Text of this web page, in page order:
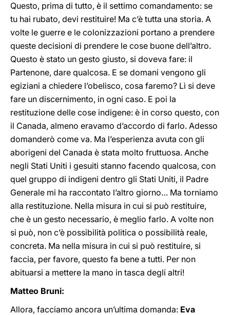
Questo, prima di tutto, è il settimo comandamento: se
tu hai rubato, devi restituire! Ma c’è tutta una storia. A
volte le guerre e le colonizzazioni portano a prendere
queste decisioni di prendere le cose buone dell’altro.
Questo è stato un gesto giusto, si doveva fare: il
Partenone, dare qualcosa. E se domani vengono gli
egiziani a chiedere l’obelisco, cosa faremo? Lì si deve
fare un discernimento, in ogni caso. E poi la
restituzione delle cose indigene: è in corso questo, con
il Canada, almeno eravamo d’accordo di farlo. Adesso
domanderò come va. Ma l’esperienza avuta con gli
aborigeni del Canada è stata molto fruttuosa. Anche
negli Stati Uniti i gesuiti stanno facendo qualcosa, con
quel gruppo di indigeni dentro gli Stati Uniti, il Padre
Generale mi ha raccontato l’altro giorno… Ma torniamo
alla restituzione. Nella misura in cui si può restituire,
che è un gesto necessario, è meglio farlo. A volte non
si può, non c’è possibilità politica o possibilità reale,
concreta. Ma nella misura in cui si può restituire, si
faccia, per favore, questo fa bene a tutti. Per non
abituarsi a mettere la mano in tasca degli altri!
Matteo Bruni:
Allora, facciamo ancora un’ultima domanda: Eva